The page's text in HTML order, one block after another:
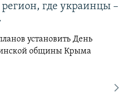
где украинцы –
установить День
общины Крыма